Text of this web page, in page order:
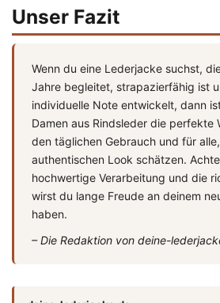
Unser Fazit
Wenn du eine Lederjacke suchst,
Jahre begleitet, strapazierfähig ist
individuelle Note entwickelt, dann
Damen aus Rindsleder die perfekte
den täglichen Gebrauch und für
authentischen Look schätzen.
hochwertige Verarbeitung und die
wirst du lange Freude an deinem
haben.
– Die Redaktion von deine-